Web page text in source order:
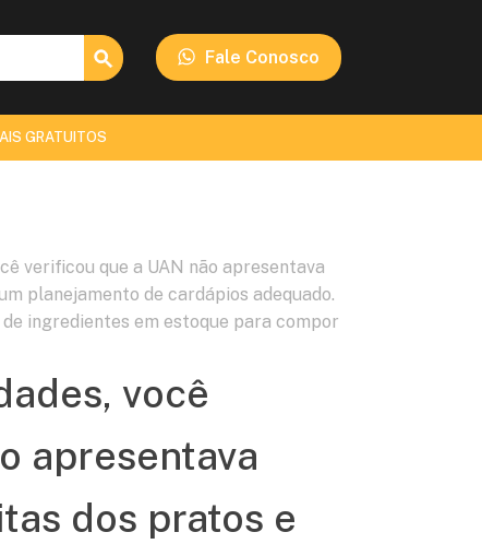
Search Button
Fale Conosco
GRATUITOS
verificou que a UAN não apresentava
planejamento de cardápios adequado.
ingredientes em estoque para compor
você
apresentava
dos pratos e